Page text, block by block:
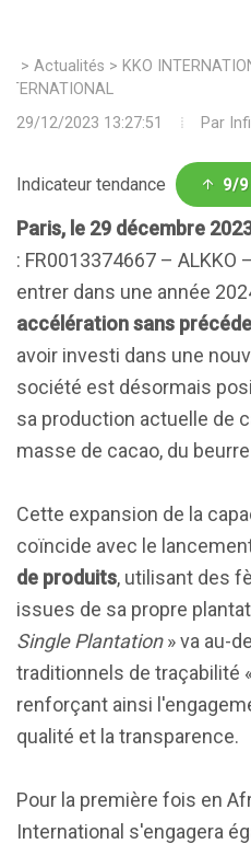
> Actualités > KKO
29/12/2023 13:27:51
Par
Indicateur tendance 9/9
Paris, le 29 décembre
: FR0013374667 – ALKKO
entrer dans une année
accélération sans
avoir investi dans une
société est désormais
sa production actuelle de
masse de cacao, du
Cette expansion de la
coïncide avec le
de produits, utilisant des
issues de sa propre
Single Plantation» va au-
traditionnels de traçabilité
renforçant ainsi
qualité et la transparence.
Pour la première fois en
International s'engagera